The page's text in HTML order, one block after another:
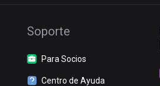
Soporte
Para Socios
Centro de Ayuda